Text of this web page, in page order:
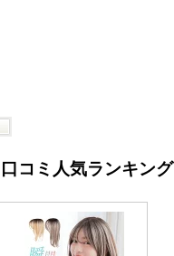
コミ人気ランキング